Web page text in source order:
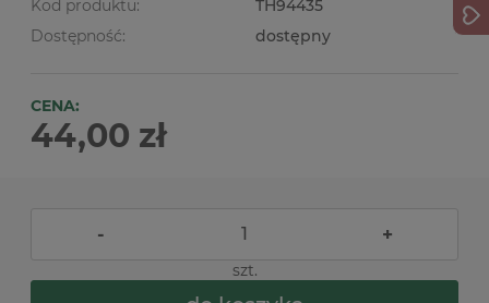
Kod produktu:
TH94435
Dostępność:
dostępny
CENA:
44,00 zł
- +
szt.